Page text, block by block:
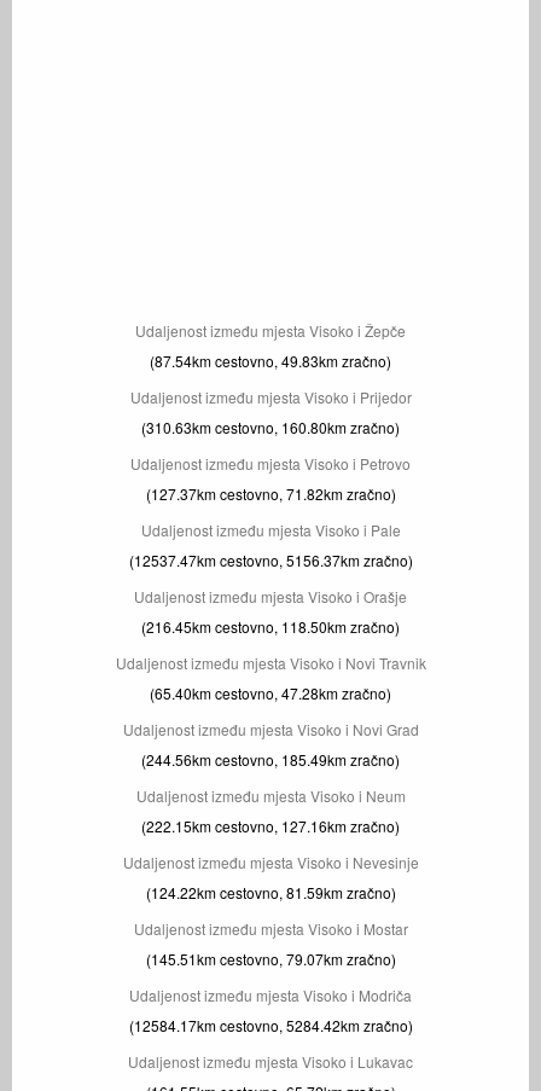
Udaljenost između mjesta Visoko i Žepče
(87.54km cestovno, 49.83km zračno)
Udaljenost između mjesta Visoko i Prijedor
(310.63km cestovno, 160.80km zračno)
Udaljenost između mjesta Visoko i Petrovo
(127.37km cestovno, 71.82km zračno)
Udaljenost između mjesta Visoko i Pale
(12537.47km cestovno, 5156.37km zračno)
Udaljenost između mjesta Visoko i Orašje
(216.45km cestovno, 118.50km zračno)
Udaljenost između mjesta Visoko i Novi Travnik
(65.40km cestovno, 47.28km zračno)
Udaljenost između mjesta Visoko i Novi Grad
(244.56km cestovno, 185.49km zračno)
Udaljenost između mjesta Visoko i Neum
(222.15km cestovno, 127.16km zračno)
Udaljenost između mjesta Visoko i Nevesinje
(124.22km cestovno, 81.59km zračno)
Udaljenost između mjesta Visoko i Mostar
(145.51km cestovno, 79.07km zračno)
Udaljenost između mjesta Visoko i Modriča
(12584.17km cestovno, 5284.42km zračno)
Udaljenost između mjesta Visoko i Lukavac